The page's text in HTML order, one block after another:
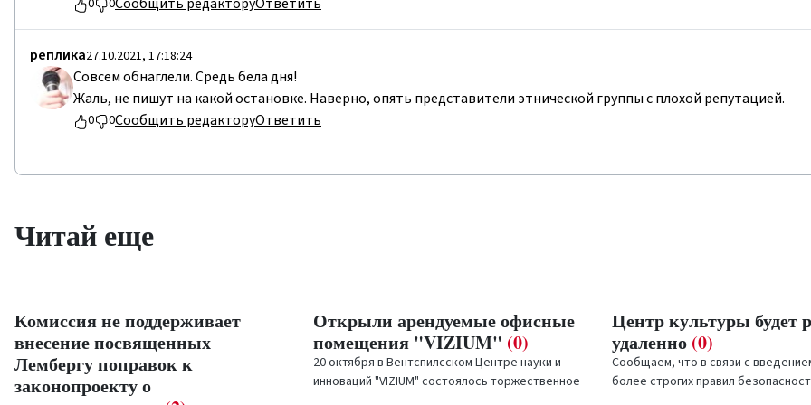
реплика27.10.2021, 17:18:24
Совсем обнаглели. Средь бела дня!
Жаль, не пишут на какой остановке. Наверно, опять представители этнической группы с плохой репутацией.
0 0Сообщить редакторуОтветить
Читай еще
Комиссия не поддерживает
внесение посвященных
Лембергу поправок к
законопроекту о
Открыли арендуемые офисные
помещения "VIZIUM" (0)
20 октября в Вентспилсском Центре науки и
инноваций "VIZIUM" состоялось торжественное
Центр культуры будет
удаленно (0)
Сообщаем, что в связи с
более строгих правил